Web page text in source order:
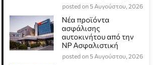
posted on 5 Αυγούστου, 2026
Νέα προϊόντα
ασφάλισης
αυτοκινήτου από την
NP Ασφαλιστική
posted on 5 Αυγούστου, 2026